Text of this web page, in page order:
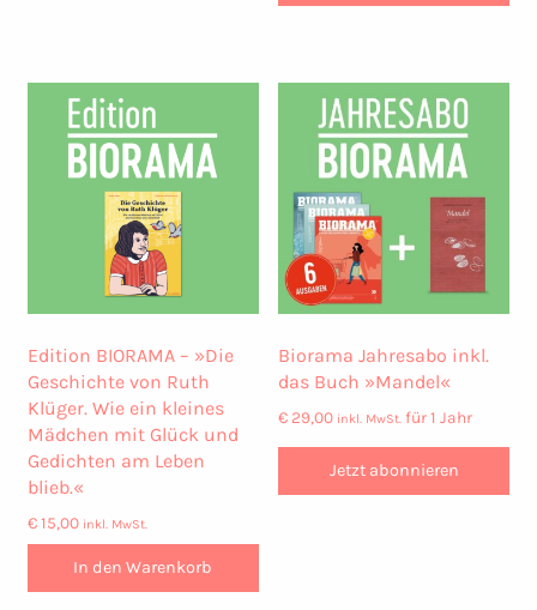
Edition BIORAMA – »Die
Geschichte von Ruth
Klüger. Wie ein kleines
Mädchen mit Glück und
Gedichten am Leben
blieb.«
€15,00 inkl. MwSt.
In den Warenkorb
Biorama Jahresabo inkl.
das Buch »Mandel«
€ 29,00 inkl. MwSt. für 1 Jahr
Jetzt abonnieren